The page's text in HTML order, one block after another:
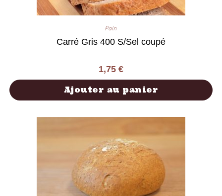
Pain
Carré Gris 400 S/Sel coupé
1,75 €
Ajouter au panier